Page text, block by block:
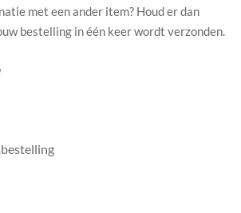
met een ander item? Houd er dan
bestelling in één keer wordt verzonden.